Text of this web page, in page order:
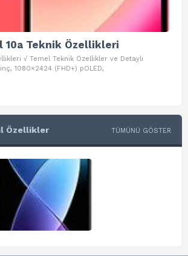
10a Teknik Özellikleri
√ Temel Teknik Özellikler ve Detaylı
1080×2424 (FHD+) pOLED,
Özellikler TÜMÜNÜ GÖSTER